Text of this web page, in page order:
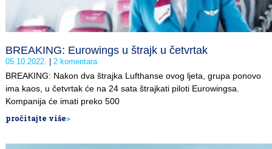
BREAKING: Eurowings u štrajk u četvrtak
05.10.2022. 2 komentara
BREAKING: Nakon dva štrajka Lufthanse ovog ljeta, grupa ponovo
ima kaos, u četvrtak će na 24 sata štrajkati piloti Eurowingsa.
Kompanija će imati preko 500
pročitajte više>